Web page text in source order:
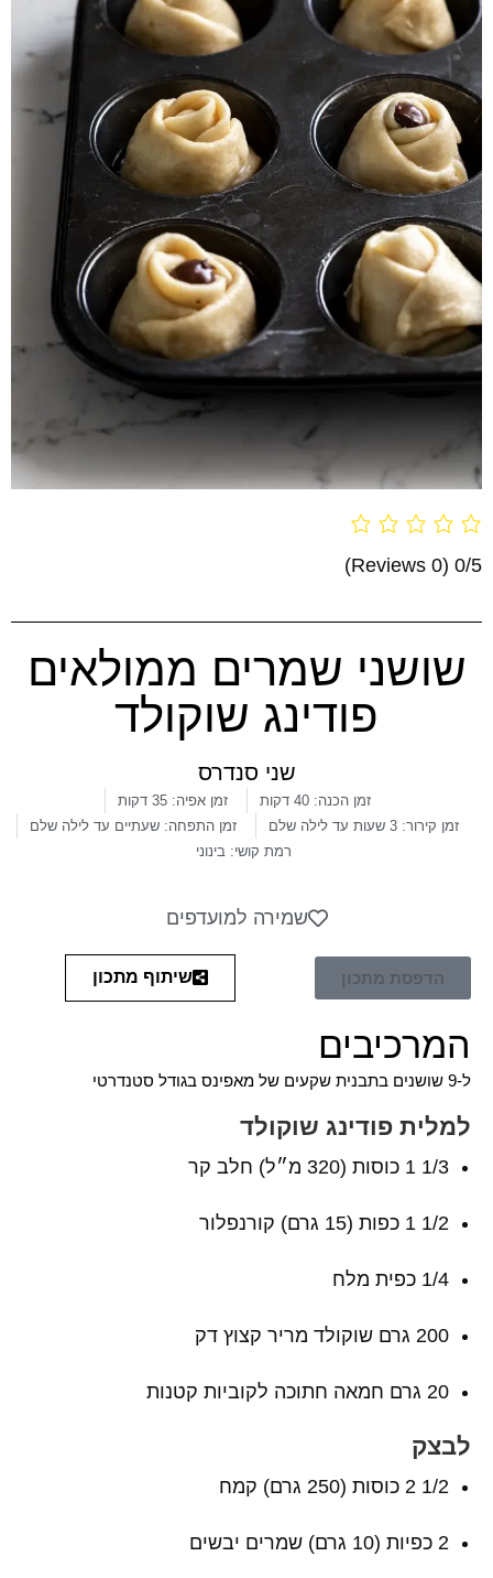
0/5
(0 Reviews)
שושני שמרים ממולאים
פודינג שוקולד
שני סנדרס
זמן הכנה: 40 דקות
זמן אפיה: 35 דקות
זמן קירור: 3 שעות עד לילה שלם
זמן התפחה: שעתיים עד לילה שלם
רמת קושי: בינוני
שמירה למועדפים
הדפסת מתכון שיתוף מתכון
המרכיבים
ל-9 שושנים בתבנית שקעים של מאפינס בגודל סטנדרטי
למלית פודינג שוקולד
1/3 1 כוסות (320 מ״ל) חלב קר
1/2 1 כפות (15 גרם) קורנפלור
1/4 כפית מלח
200 גרם שוקולד מריר קצוץ דק
20 גרם חמאה חתוכה לקוביות קטנות
לבצק
1/2 2 כוסות (250 גרם) קמח
2 כפיות (10 גרם) שמרים יבשים